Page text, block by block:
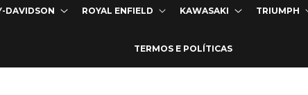
DAVIDSON ROYAL ENFIELD KAWASAKI TRIUMPH
TERMOS E POLÍTICAS